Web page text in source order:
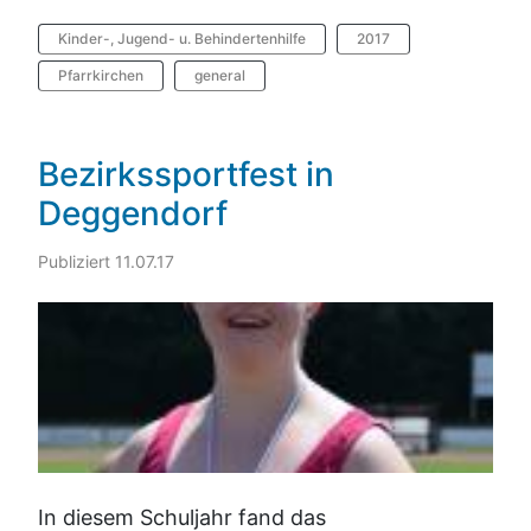
Kinder-, Jugend- u. Behindertenhilfe 2017
Pfarrkirchen general
Bezirkssportfest in
Deggendorf
Publiziert 11.07.17
In diesem Schuljahr fand das